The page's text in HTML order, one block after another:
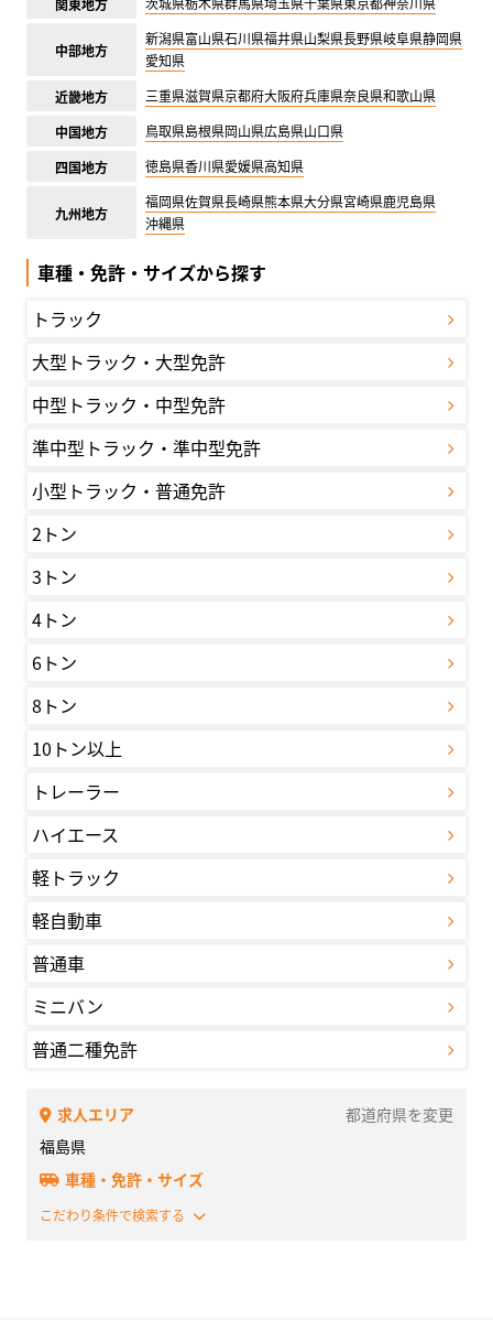
関東地方
中部地方
新潟県富山県石川県福井県山梨県長野県岐阜県静岡県
愛知県
近畿地方
三重県滋賀県京都府大阪府兵庫県奈良県和歌山県
中国地方
鳥取県島根県岡山県広島県山口県
四国地方
徳島県香川県愛媛県高知県
九州地方
福岡県佐賀県長崎県熊本県大分県宮崎県鹿児島県
沖縄県
車種・免許・サイズから探す
トラック
大型トラック・大型免許
中型トラック・中型免許
準中型トラック・準中型免許
小型トラック・普通免許
2トン
3トン
4トン
6トン
8トン
10トン以上
トレーラー
ハイエース
軽トラック
軽自動車
普通車
ミニバン
普通二種免許
求人エリア
都道府県を変更
福島県
車種・免許・サイズ
こだわり条件で検索する